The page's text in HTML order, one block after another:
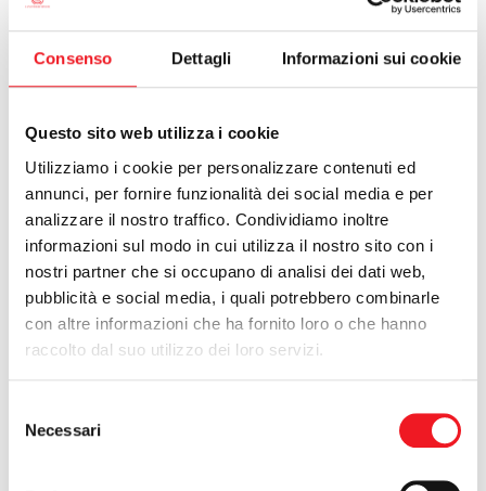
Consenso Dettagli Informazioni sui cookie
Questo sito web utilizza i cookie
Utilizziamo i cookie per personalizzare contenuti ed
annunci, per fornire funzionalità dei social media e per
analizzare il nostro traffico. Condividiamo inoltre
informazioni sul modo in cui utilizza il nostro sito con i
nostri partner che si occupano di analisi dei dati web,
pubblicità e social media, i quali potrebbero combinarle
con altre informazioni che ha fornito loro o che hanno
raccolto dal suo utilizzo dei loro servizi.
delNecessari
La 1° conferenza Fic